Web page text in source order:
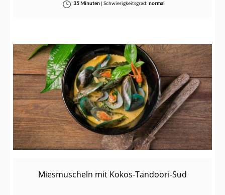
35 Minuten| Schwierigkeitsgrad: normal
Miesmuscheln mit Kokos-Tandoori-Sud